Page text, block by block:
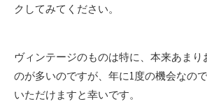
クしてみてください。
ヴィンテージのものは特に、本来あまり
のが多いのですが、年に1度の機会なの
いただけますと幸いです。